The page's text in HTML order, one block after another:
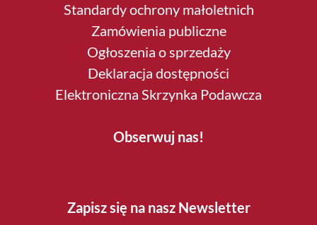
Standardy ochrony małoletnich
Zamówienia publiczne
Ogłoszenia o sprzedaży
Deklaracja dostępności
Elektroniczna Skrzynka Podawcza
Obserwuj nas!
Zapisz się na nasz Newsletter